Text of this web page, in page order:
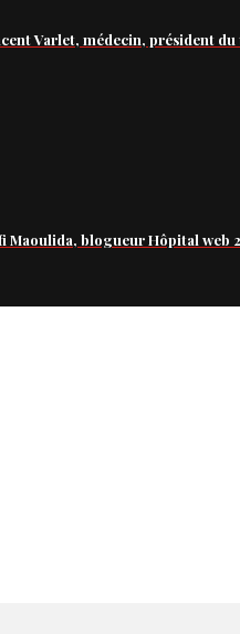
Varlet, médecin, président
blogueur Hôpital web